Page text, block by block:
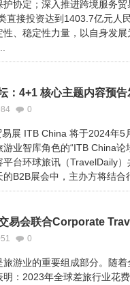
护协定；深入推进跨境服务
直接投资达到1403.7亿元
、稳定性力量，以自身发
：4+1 核心主题内容预告
0
展 ITB China 将于2024年
业智库角色的“ITB China
平台环球旅讯（TravelDaily
B2B展会中，主办方将结
易会联合Corporate
0
游业的重要组成部分。随
：2023年全球差旅行业花